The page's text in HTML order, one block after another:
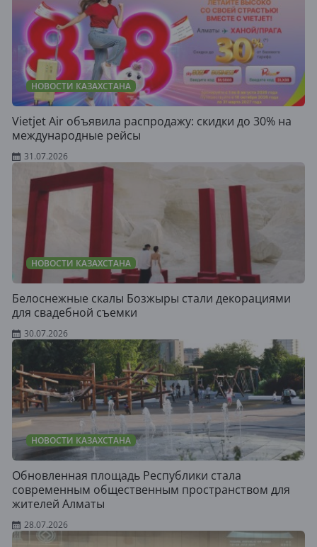
НОВОСТИ КАЗАХСТАНА
Vietjet Air объявила распродажу: скидки до 30% на
международные рейсы
31.07.2026
НОВОСТИ КАЗАХСТАНА
Белоснежные скалы Бозжыры стали декорациями
для свадебной съемки
30.07.2026
НОВОСТИ КАЗАХСТАНА
Обновленная площадь Республики стала
современным общественным пространством для
жителей Алматы
28.07.2026